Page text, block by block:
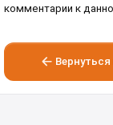
комментарии к
Вернуться